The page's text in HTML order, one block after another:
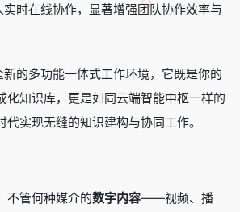
时在线协作，显著增强团队协作效率与
的多功能一体式工作环境，它既是你的
化知识库，更是如同云端智能中枢一样的
实现无缝的知识建构与协同工作。
不管何种媒介的数字内容——视频、播